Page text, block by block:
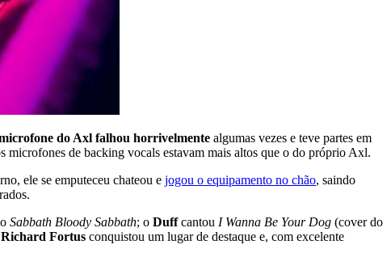
do Axl falhou horrivelmente algumas vezes e teve partes em
microfones de backing vocals estavam mais altos que o do próprio Axl.
ele se emputeceu chateou e jogou o equipamento no chão, saindo
Sabbath Bloody Sabbath; o Duffcantou I Wanna Be Your Dog (cover do
Richard Fortus conquistou um lugar de destaque e, com excelente